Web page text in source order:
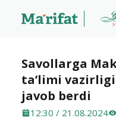
Savollarga
ta’limi
javob berdi
12:30 / 21.08.2024